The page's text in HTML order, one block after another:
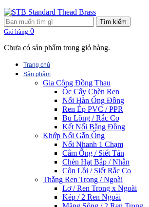
Tìm kiếm
Giỏ hàng 0
Chưa có sản phẩm trong giỏ hàng.
Trang chủ
Sản phẩm
Gia Công Đồng Thau
Ốc Cấy Chèn Ren
Nối Hàn Ống Đồng
Ren Ép PVC / PPR
Bu Lông / Rắc Co
Kết Nối Bằng Đồng
Khớp Nối Gắn Ống
Nối Nhanh 1 Chạm
Cắm Ống / Siết Tán
Chèn Hạt Bắp / Nhẫn
Côn Lồi / Siết Rắc Co
Thẳng Ren Trong / Ngoài
Lơ / Ren Trong x Ngoài
Kép / 2 Ren Ngoài